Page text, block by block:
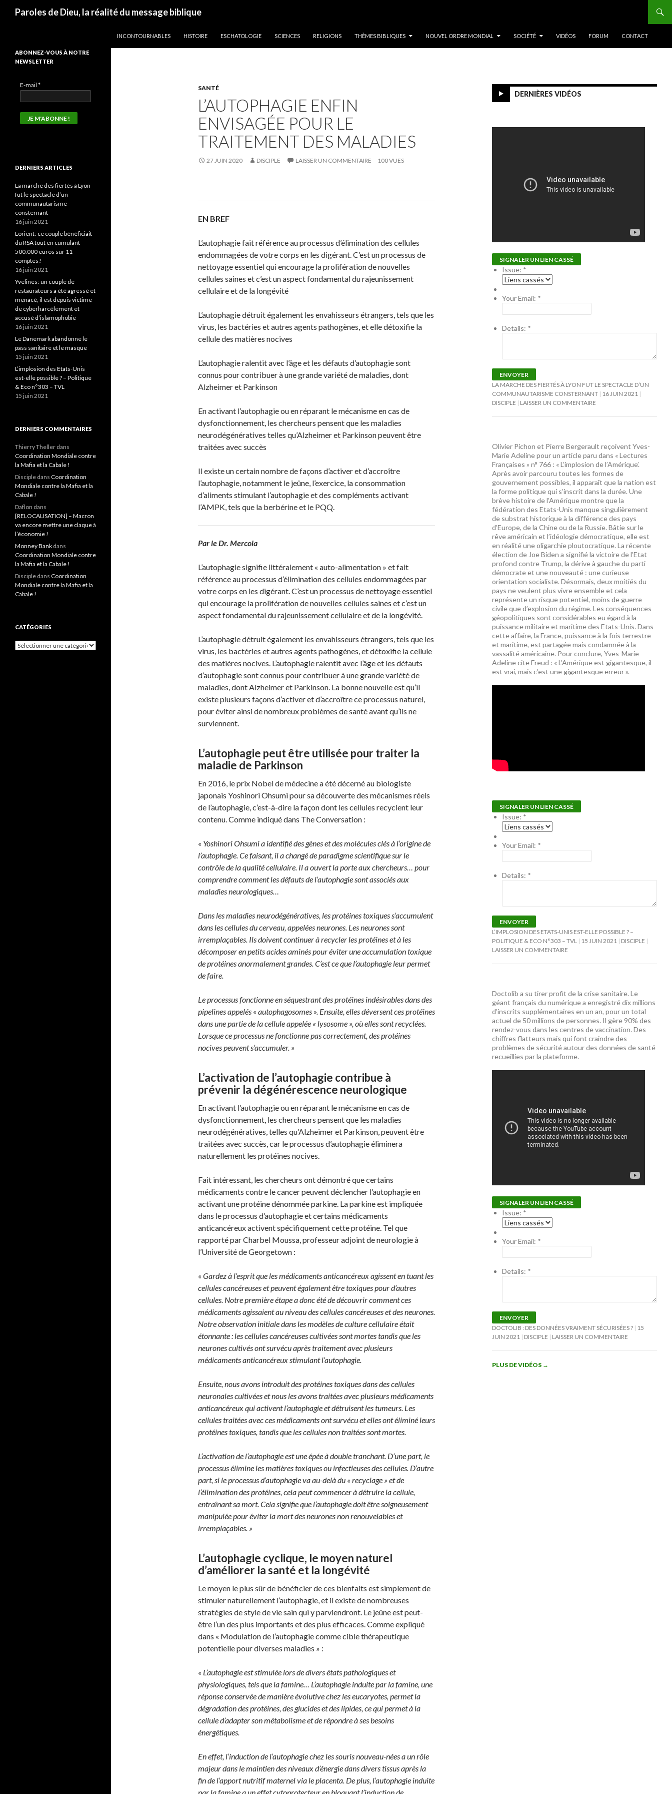
Paroles de Dieu, la réalité du message biblique
INCONTOURNABLES
HISTOIRE ESCHATOLOGIE SCIENCES RELIGIONS THÈMES BIBLIQUES NOUVEL ORDRE MONDIAL SOCIÉTÉ VIDÉOS FORUM CONTACT
SANTÉ
L’AUTOPHAGIE ENFIN
ENVISAGÉE POUR LE
TRAITEMENT DES MALADIES
27 JUIN 2020 DISCIPLE LAISSER UN COMMENTAIRE 100 VUES
EN BREF
L’autophagie fait référence au processus d’élimination des cellules
endommagées de votre corps en les digérant. C’est un processus de
nettoyage essentiel qui encourage la prolifération de nouvelles
cellules saines et c’est un aspect fondamental du rajeunissement
cellulaire et de la longévité
L’autophagie détruit également les envahisseurs étrangers, tels que les
virus, les bactéries et autres agents pathogènes, et elle détoxifie la
cellule des matières nocives
L’autophagie ralentit avec l’âge et les défauts d’autophagie sont
connus pour contribuer à une grande variété de maladies, dont
Alzheimer et Parkinson
En activant l’autophagie ou en réparant le mécanisme en cas de
dysfonctionnement, les chercheurs pensent que les maladies
neurodégénératives telles qu’Alzheimer et Parkinson peuvent être
traitées avec succès
Il existe un certain nombre de façons d’activer et d’accroître
l’autophagie, notamment le jeûne, l’exercice, la consommation
d’aliments stimulant l’autophagie et des compléments activant
l’AMPK, tels que la berbérine et le PQQ.
Par le Dr. Mercola
L’autophagie signifie littéralement « auto-alimentation » et fait
référence au processus d’élimination des cellules endommagées par
votre corps en les digérant. C’est un processus de nettoyage essentiel
qui encourage la prolifération de nouvelles cellules saines et c’est un
aspect fondamental du rajeunissement cellulaire et de la longévité.
L’autophagie détruit également les envahisseurs étrangers, tels que les
virus, les bactéries et autres agents pathogènes, et détoxifie la cellule
des matières nocives. L’autophagie ralentit avec l’âge et les défauts
d’autophagie sont connus pour contribuer à une grande variété de
maladies, dont Alzheimer et Parkinson. La bonne nouvelle est qu’il
existe plusieurs façons d’activer et d’accroître ce processus naturel,
pour éviter ainsi de nombreux problèmes de santé avant qu’ils ne
surviennent.
L’autophagie peut être utilisée pour traiter la
maladie de Parkinson
En 2016, le prix Nobel de médecine a été décerné au biologiste
japonais Yoshinori Ohsumi pour sa découverte des mécanismes réels
de l’autophagie, c’est-à-dire la façon dont les cellules recyclent leur
contenu. Comme indiqué dans The Conversation :
« Yoshinori Ohsumi a identifié des gènes et des molécules clés à l’origine de
l’autophagie. Ce faisant, il a changé de paradigme scientifique sur le
contrôle de la qualité cellulaire. Il a ouvert la porte aux chercheurs… pour
comprendre comment les défauts de l’autophagie sont associés aux
maladies neurologiques…
Dans les maladies neurodégénératives, les protéines toxiques s’accumulent
dans les cellules du cerveau, appelées neurones. Les neurones sont
irremplaçables. Ils doivent continuer à recycler les protéines et à les
décomposer en petits acides aminés pour éviter une accumulation toxique
de protéines anormalement grandes. C’est ce que l’autophagie leur permet
de faire.
Le processus fonctionne en séquestrant des protéines indésirables dans des
pipelines appelés « autophagosomes ». Ensuite, elles déversent ces protéines
dans une partie de la cellule appelée « lysosome », où elles sont recyclées.
Lorsque ce processus ne fonctionne pas correctement, des protéines
nocives peuvent s’accumuler. »
L’activation de l’autophagie contribue à
prévenir la dégénérescence neurologique
En activant l’autophagie ou en réparant le mécanisme en cas de
dysfonctionnement, les chercheurs pensent que les maladies
neurodégénératives, telles qu’Alzheimer et Parkinson, peuvent être
traitées avec succès, car le processus d’autophagie éliminera
naturellement les protéines nocives.
Fait intéressant, les chercheurs ont démontré que certains
médicaments contre le cancer peuvent déclencher l’autophagie en
activant une protéine dénommée parkine. La parkine est impliquée
dans le processus d’autophagie et certains médicaments
anticancéreux activent spécifiquement cette protéine. Tel que
rapporté par Charbel Moussa, professeur adjoint de neurologie à
l’Université de Georgetown :
« Gardez à l’esprit que les médicaments anticancéreux agissent en tuant les
cellules cancéreuses et peuvent également être toxiques pour d’autres
cellules. Notre première étape a donc été de découvrir comment ces
médicaments agissaient au niveau des cellules cancéreuses et des neurones.
Notre observation initiale dans les modèles de culture cellulaire était
étonnante : les cellules cancéreuses cultivées sont mortes tandis que les
neurones cultivés ont survécu après traitement avec plusieurs
médicaments anticancéreux stimulant l’autophagie.
Ensuite, nous avons introduit des protéines toxiques dans des cellules
neuronales cultivées et nous les avons traitées avec plusieurs médicaments
anticancéreux qui activent l’autophagie et détruisent les tumeurs. Les
cellules traitées avec ces médicaments ont survécu et elles ont éliminé leurs
protéines toxiques, tandis que les cellules non traitées sont mortes.
L’activation de l’autophagie est une épée à double tranchant. D’une part, le
processus élimine les matières toxiques ou infectieuses des cellules. D’autre
part, si le processus d’autophagie va au-delà du « recyclage » et de
l’élimination des protéines, cela peut commencer à détruire la cellule,
entraînant sa mort. Cela signifie que l’autophagie doit être soigneusement
manipulée pour éviter la mort des neurones non renouvelables et
irremplaçables. »
L’autophagie cyclique, le moyen naturel
d’améliorer la santé et la longévité
Le moyen le plus sûr de bénéficier de ces bienfaits est simplement de
stimuler naturellement l’autophagie, et il existe de nombreuses
stratégies de style de vie sain qui y parviendront. Le jeûne est peut-
être l’un des plus importants et des plus efficaces. Comme expliqué
dans « Modulation de l’autophagie comme cible thérapeutique
potentielle pour diverses maladies » :
« L’autophagie est stimulée lors de divers états pathologiques et
physiologiques, tels que la famine… L’autophagie induite par la famine, une
réponse conservée de manière évolutive chez les eucaryotes, permet la
dégradation des protéines, des glucides et des lipides, ce qui permet à la
cellule d’adapter son métabolisme et de répondre à ses besoins
énergétiques.
En effet, l’induction de l’autophagie chez les souris nouveau-nées a un rôle
majeur dans le maintien des niveaux d’énergie dans divers tissus après la
fin de l’apport nutritif maternel via le placenta. De plus, l’autophagie induite
DERNIÈRES VIDÉOS
SIGNALER UN LIEN CASSÉ
Issue: *
Your Email: *
Details: *
ENVOYER
LA MARCHE DES FIERTÉS À LYON FUT LE SPECTACLE D’UN
COMMUNAUTARISME CONSTERNANT
16 JUIN 2021
DISCIPLE
LAISSER UN COMMENTAIRE
Olivier Pichon et Pierre Bergerault reçoivent Yves-
Marie Adeline pour un article paru dans « Lectures
Françaises » n° 766 : « L’implosion de l’Amérique’.
Après avoir parcouru toutes les formes de
gouvernement possibles, il apparaît que la nation est
la forme politique qui s’inscrit dans la durée. Une
brève histoire de l’Amérique montre que la
fédération des Etats-Unis manque singulièrement
de substrat historique à la différence des pays
d’Europe, de la Chine ou de la Russie. Bâtie sur le
rêve américain et l’idéologie démocratique, elle est
en réalité une oligarchie ploutocratique. La récente
élection de Joe Biden a signifié la victoire de l’Etat
profond contre Trump, la dérive à gauche du parti
démocrate et une nouveauté : une curieuse
orientation socialiste. Désormais, deux moitiés du
pays ne veulent plus vivre ensemble et cela
représente un risque potentiel, moins de guerre
civile que d’explosion du régime. Les conséquences
géopolitiques sont considérables eu égard à la
puissance militaire et maritime des Etats-Unis. Dans
cette affaire, la France, puissance à la fois terrestre
et maritime, est partagée mais condamnée à la
vassalité américaine. Pour conclure, Yves-Marie
Adeline cite Freud : « L’Amérique est gigantesque, il
est vrai, mais c’est une gigantesque erreur ».
SIGNALER UN LIEN CASSÉ
Issue: *
Your Email: *
Details: *
ENVOYER
L’IMPLOSION DES ETATS-UNIS EST-ELLE POSSIBLE ? –
POLITIQUE & ECO N°303 – TVL
15 JUIN 2021
DISCIPLE
LAISSER UN COMMENTAIRE
Doctolib a su tirer profit de la crise sanitaire. Le
géant français du numérique a enregistré dix millions
d’inscrits supplémentaires en un an, pour un total
actuel de 50 millions de personnes. Il gère 90% des
rendez-vous dans les centres de vaccination. Des
chiffres flatteurs mais qui font craindre des
problèmes de sécurité autour des données de santé
recueillies par la plateforme.
SIGNALER UN LIEN CASSÉ
Issue: *
Your Email: *
Details: *
ENVOYER
DOCTOLIB : DES DONNÉES VRAIMENT SÉCURISÉES ?
15
JUIN 2021
DISCIPLE LAISSER UN COMMENTAIRE
PLUS DE VIDÉOS →
ABONNEZ-VOUS À NOTRE
NEWSLETTER
E-mail *
DERNIERS ARTICLES
La marche des fiertés à Lyon
fut le spectacle d’un
communautarisme
consternant
16 juin 2021
Lorient : ce couple bénéficiait
du RSA tout en cumulant
500.000 euros sur 11
comptes !
16 juin 2021
Yvelines : un couple de
restaurateurs a été agressé et
menacé, il est depuis victime
de cyberharcèlement et
accusé d’islamophobie
16 juin 2021
Le Danemark abandonne le
pass sanitaire et le masque
15 juin 2021
L’implosion des Etats-Unis
est-elle possible ? – Politique
& Eco n°303 – TVL
15 juin 2021
DERNIERS COMMENTAIRES
Thierry Theller dans
Coordination Mondiale contre
la Mafia et la Cabale !
Disciple dans Coordination
Mondiale contre la Mafia et la
Cabale !
Daflon dans
[RELOCALISATION] – Macron
va encore mettre une claque à
l’économie !
Monney Bank dans
Coordination Mondiale contre
la Mafia et la Cabale !
Disciple dans Coordination
Mondiale contre la Mafia et la
Cabale !
CATÉGORIES
Catégories